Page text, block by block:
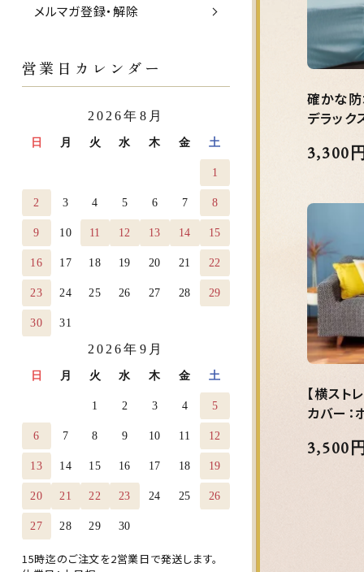
確かな防
デラック
3,300
【横スト
カバー：
3,500
メルマガ登録・解除
営業日カレンダー
2026年8月
日 月 火 水 木 金 土
1
2 3 4 5 6 7 8
9 10 11 12 13 14 15
16 17 18 19 20 21 22
23 24 25 26 27 28 29
30 31
2026年9月
日 月 火 水 木 金 土
1 2 3 4 5
6 7 8 9 10 11 12
13 14 15 16 17 18 19
20 21 22 23 24 25 26
27 28 29 30
15時迄のご注文を2営業日で発送します。